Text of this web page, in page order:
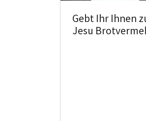
Gebt Ihr Ihnen
Jesu